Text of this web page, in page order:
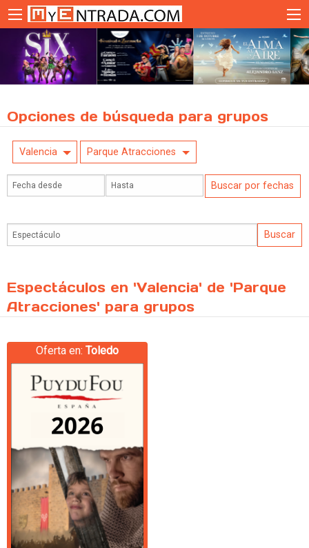
Opciones de búsqueda para grupos
Valencia Parque Atracciones
Espectáculos en 'Valencia' de 'Parque
Atracciones' para grupos
Oferta en: Toledo